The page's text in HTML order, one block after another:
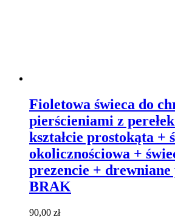
Fioletowa świeca do
pierścieniami z
kształcie prostokąta +
okolicznościowa +
prezencie + drewniane
BRAK
90,00 zł